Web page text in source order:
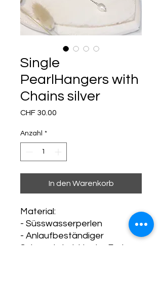
Single
PearlHangers with
Chains silver
CHF 30.00
Anzahl *
In den Warenkorb
Material:
- Süsswasserperlen
- Anlaufbeständiger
Schmuckdraht in der Farbe